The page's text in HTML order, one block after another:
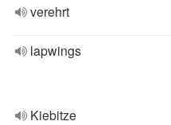
verehrt
lapwings
Kiebitze